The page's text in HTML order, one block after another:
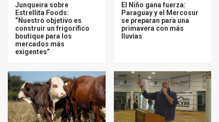
Junqueira sobre
Estrellita Foods:
“Nuestro objetivo es
construir un frigorífico
boutique para los
mercados más
exigentes”
El Niño gana fuerza:
Paraguay y el Mercosur
se preparan para una
primavera con más
lluvias